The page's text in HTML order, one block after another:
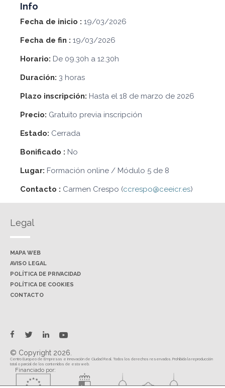
Info
Fecha de inicio : 19/03/2026
Fecha de fin : 19/03/2026
Horario: De 09.30h a 12.30h
Duración: 3 horas
Plazo inscripción: Hasta el 18 de marzo de 2026
Precio: Gratuito previa inscripción
Estado: Cerrada
Bonificado : No
Lugar: Formación online / Módulo 5 de 8
Contacto : Carmen Crespo (ccrespo@ceeicr.es)
Legal
MAPA WEB
AVISO LEGAL
POLÍTICA DE PRIVACIDAD
POLÍTICA DE COOKIES
CONTACTO
facebook
twitterlinkedinyoutube
© Copyright 2026.
Centro Europeo de Empresas e Innovación de Ciudad Real. Todos los derechos reservados. Prohibida la reproducción
total o parcial de los contenidos de esta web.
Financiado por: